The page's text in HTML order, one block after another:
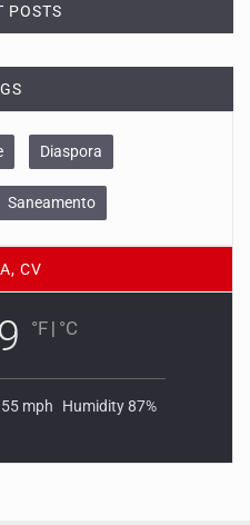
POSTS
Diaspora
Saneamento
CV
°F | °C
mph Humidity 87%